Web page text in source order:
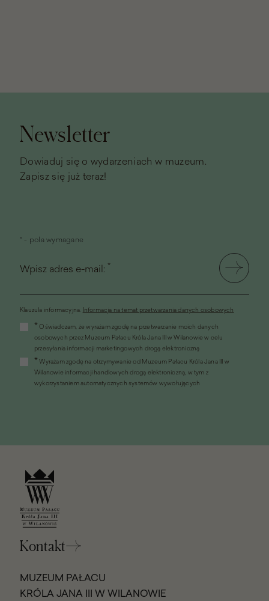
Stopka
Newsletter
Dowiaduj się o wydarzeniach w muzeum.
Zapisz się już teraz!
* - pola wymagane
Wpisz adres e-mail: *
Klauzula informacyjna. Informacja na temat przetwarzania danych osobowych
otworzy
nowym
oknie)
* Oświadczam, że wyrażam zgodę na przetwarzanie moich danych
osobowych przez Muzeum Pałacu Króla Jana III w Wilanowie w celu
przesyłania informacji marketingowych drogą elektroniczną
* Wyrażam zgodę na otrzymywanie od Muzeum Pałacu Króla Jana III w
Wilanowie informacji handlowych drogą elektroniczną, w tym z
wykorzystaniem automatycznych systemów wywołujących
Kontakt
MUZEUM PAŁACU
KRÓLA JANA III W WILANOWIE